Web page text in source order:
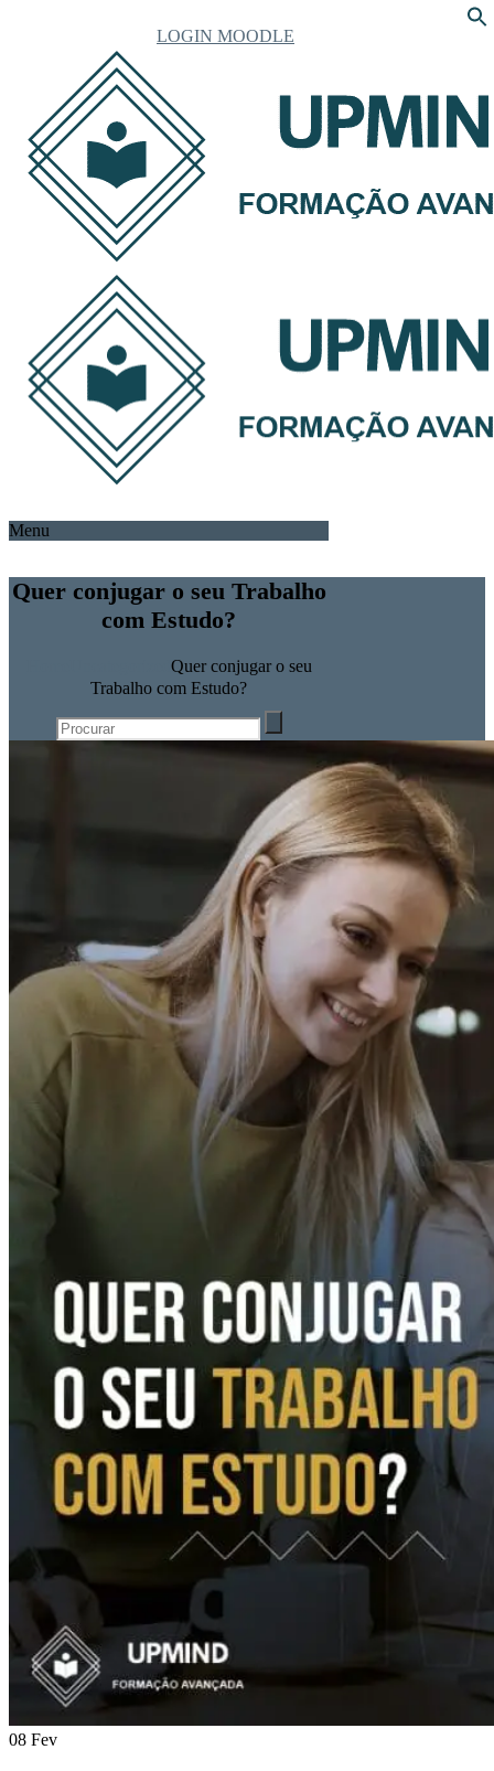
LOGIN MOODLE
Menu
Quer conjugar o seu Trabalho
com Estudo?
Quer conjugar o seu
Trabalho com Estudo?
08 Fev